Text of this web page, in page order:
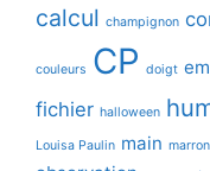
calcul champignon
couleurs CP doigt
fichier halloween
Louisa Paulin main marron